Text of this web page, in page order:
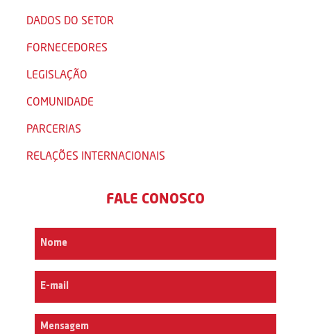
DADOS DO SETOR
FORNECEDORES
LEGISLAÇÃO
COMUNIDADE
PARCERIAS
RELAÇÕES INTERNACIONAIS
FALE CONOSCO